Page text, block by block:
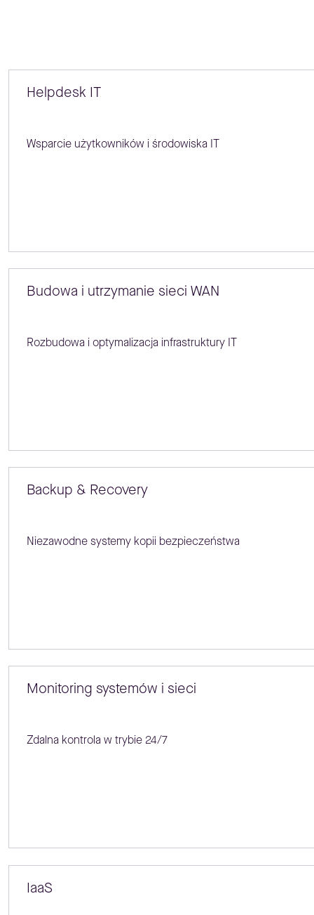
Helpdesk IT
Wsparcie użytkowników i środowiska IT
Budowa i utrzymanie sieci WAN
Rozbudowa i optymalizacja infrastruktury IT
Backup & Recovery
Niezawodne systemy kopii bezpieczeństwa
Monitoring systemów i sieci
Zdalna kontrola w trybie 24/7
IaaS